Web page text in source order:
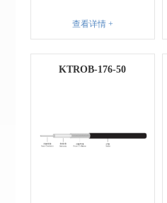
查看详情 +
KTROB-176-50